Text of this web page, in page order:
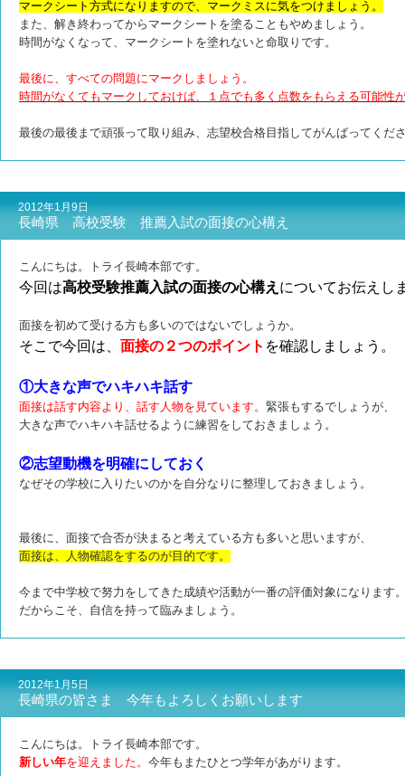
マークシート方式になりますので、マークミスに気をつけましょう。
また、解き終わってからマークシートを塗ることもやめましょう。
時間がなくなって、マークシートを塗れないと命取りです。
最後に、すべての問題にマークしましょう。
時間がなくてもマークしておけば、１点でも多く点数をもらえる可能性
最後の最後まで頑張って取り組み、志望校合格目指してがんばってくだ
2012年1月9日
長崎県 高校受験 推薦入試の面接の心構え
こんにちは。トライ長崎本部です。
今回は高校受験推薦入試の面接の心構え についてお伝えし
面接を初めて受ける方も多いのではないでしょうか。
そこで今回は、 面接の２つのポイント を確認しましょう。
①大きな声でハキハキ話す
面接は話す内容より、話す人物を見ています。 緊張もするでしょうが、
大きな声でハキハキ話せるように練習をしておきましょう。
②志望動機を明確にしておく
なぜその学校に入りたいのかを自分なりに整理しておきましょう。
最後に、面接で合否が決まると考えている方も多いと思いますが、
面接は、人物確認をするのが目的です。
今まで中学校で努力をしてきた成績や活動が一番の評価対象になります
だからこそ、自信を持って臨みましょう。
2012年1月5日
長崎県の皆さま 今年もよろしくお願いします
こんにちは。トライ長崎本部です。
新しい年を迎えました。 今年もまたひとつ学年があがります。